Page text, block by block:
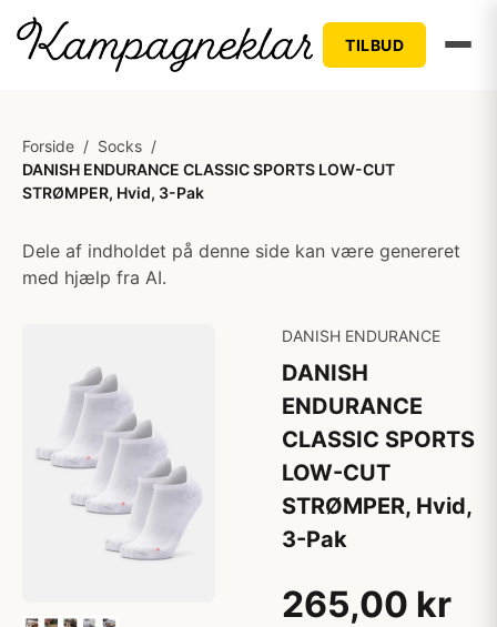
TILBUD
Forside / Socks /
DANISH ENDURANCE CLASSIC SPORTS LOW-CUT
STRØMPER, Hvid, 3-Pak
Dele af indholdet på denne side kan være genereret
med hjælp fra AI.
DANISH ENDURANCE
DANISH
ENDURANCE
CLASSIC SPORTS
LOW-CUT
STRØMPER, Hvid,
3-Pak
265,00 kr